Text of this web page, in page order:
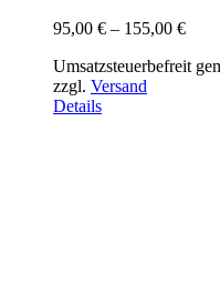
95,00 € – 155,00 €
bis
Umsatzsteuerbefreit
zzgl. Versand
Details